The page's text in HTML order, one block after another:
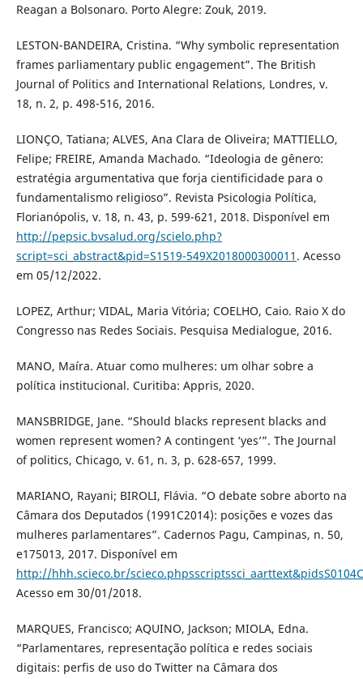
Reagan a Bolsonaro. Porto Alegre: Zouk, 2019.
LESTON-BANDEIRA, Cristina. “Why symbolic representation
frames parliamentary public engagement”. The British
Journal of Politics and International Relations, Londres, v.
18, n. 2, p. 498-516, 2016.
LIONÇO, Tatiana; ALVES, Ana Clara de Oliveira; MATTIELLO,
Felipe; FREIRE, Amanda Machado. “Ideologia de gênero:
estratégia argumentativa que forja cientificidade para o
fundamentalismo religioso”. Revista Psicologia Política,
Florianópolis, v. 18, n. 43, p. 599-621, 2018. Disponível em
http://pepsic.bvsalud.org/scielo.php?
script=sci_abstract&pid=S1519-549X2018000300011 . Acesso
em 05/12/2022.
LOPEZ, Arthur; VIDAL, Maria Vitória; COELHO, Caio. Raio X do
Congresso nas Redes Sociais. Pesquisa Medialogue, 2016.
MANO, Maíra. Atuar como mulheres: um olhar sobre a
política institucional. Curitiba: Appris, 2020.
MANSBRIDGE, Jane. “Should blacks represent blacks and
women represent women? A contingent ‘yes’”. The Journal
of politics, Chicago, v. 61, n. 3, p. 628-657, 1999.
MARIANO, Rayani; BIROLI, Flávia. “O debate sobre aborto na
Câmara dos Deputados (1991C2014): posições e vozes das
mulheres parlamentares”. Cadernos Pagu, Campinas, n. 50,
e175013, 2017. Disponível em
http://hhh.scieco.br/
Acesso em 30/01/2018.
MARQUES, Francisco; AQUINO, Jackson; MIOLA, Edna.
“Parlamentares, representação política e redes sociais
digitais: perfis de uso do Twitter na Câmara dos